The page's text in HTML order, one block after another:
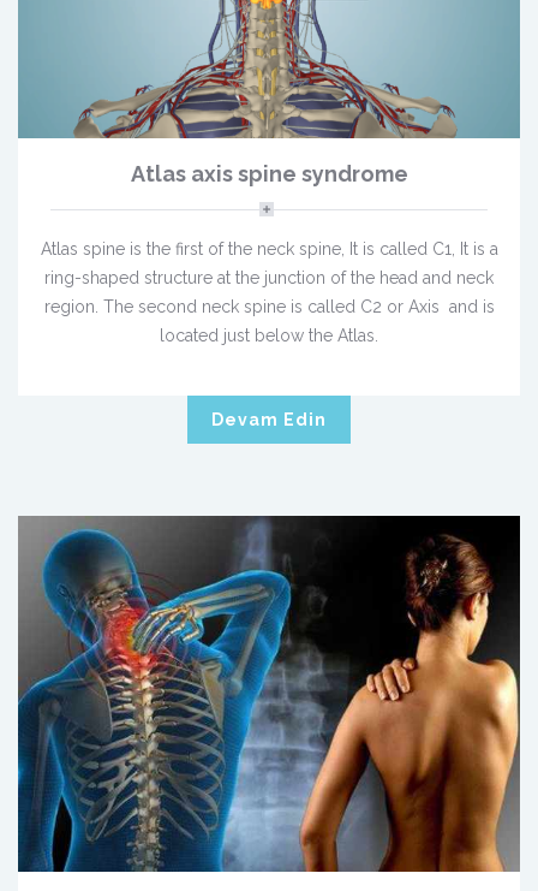
Atlas axis spine syndrome
Atlas spine is the first of the neck spine, It is called C1, It is a
ring-shaped structure at the junction of the head and neck
region. The second neck spine is called C2 or Axis and is
located just below the Atlas.
Devam Edin